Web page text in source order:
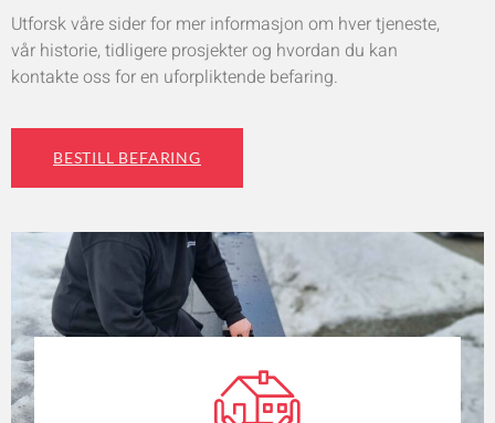
Utforsk våre sider for mer informasjon om hver tjeneste,
vår historie, tidligere prosjekter og hvordan du kan
kontakte oss for en uforpliktende befaring.
BESTILL BEFARING